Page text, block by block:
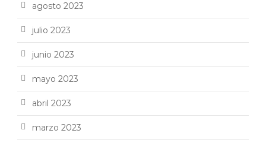
agosto 2023
julio 2023
junio 2023
mayo 2023
abril 2023
marzo 2023